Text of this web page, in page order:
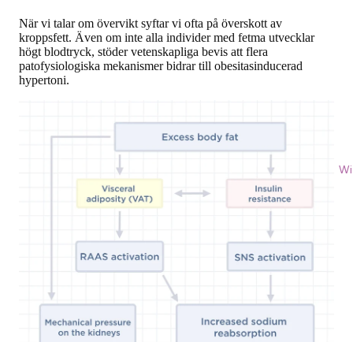
När vi talar om övervikt syftar vi ofta på överskott av
kroppsfett. Även om inte alla individer med fetma utvecklar
högt blodtryck, stöder vetenskapliga bevis att flera
patofysiologiska mekanismer bidrar till obesitasinducerad
hypertoni.